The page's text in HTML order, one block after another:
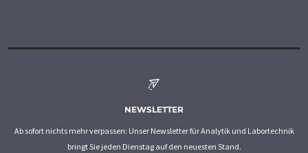
NEWSLETTER
Ab sofort nichts mehr verpassen: Unser Newsletter für Analytik und Labortechnik
bringt Sie jeden Dienstag auf den neuesten Stand.